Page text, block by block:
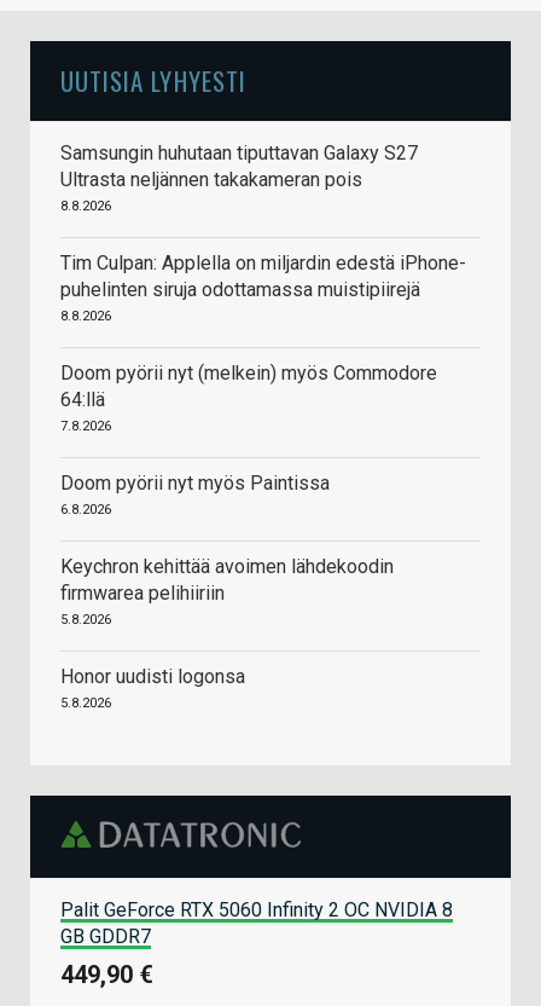
UUTISIA LYHYESTI
Samsungin huhutaan tiputtavan Galaxy S27
Ultrasta neljännen takakameran pois
8.8.2026
Tim Culpan: Applella on miljardin edestä iPhone-
puhelinten siruja odottamassa muistipiirejä
8.8.2026
Doom pyörii nyt (melkein) myös Commodore
64:llä
7.8.2026
Doom pyörii nyt myös Paintissa
6.8.2026
Keychron kehittää avoimen lähdekoodin
firmwarea pelihiiriin
5.8.2026
Honor uudisti logonsa
5.8.2026
Palit GeForce RTX 5060 Infinity 2 OC NVIDIA 8
GB GDDR7
449,90 €